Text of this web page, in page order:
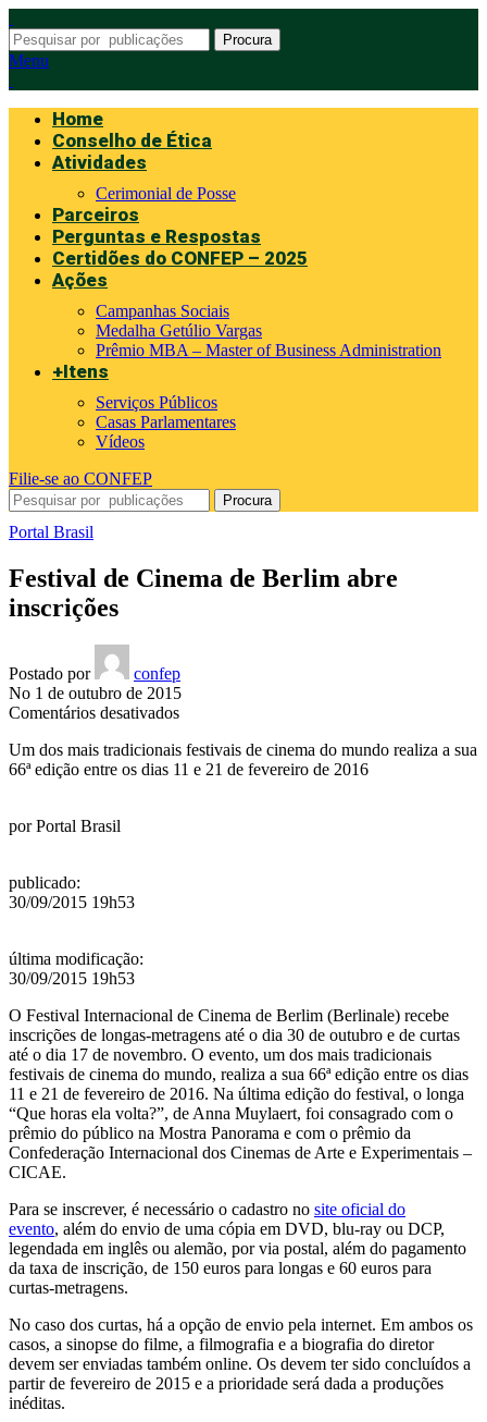
Procura
Menu
Home
Conselho de Ética
Atividades
Cerimonial de Posse
Parceiros
Perguntas e Respostas
Certidões do CONFEP – 2025
Ações
Campanhas Sociais
Medalha Getúlio Vargas
Prêmio MBA – Master of Business Administration
+Itens
Serviços Públicos
Casas Parlamentares
Vídeos
Filie-se ao CONFEP
Procura
Portal Brasil
Festival de Cinema de Berlim abre
inscrições
Postado por
confep
No 1 de outubro de 2015
Comentários desativadosem
de
Cinema
Um dos mais tradicionais festivais de cinema do mundo realiza a sua
66ª edição entre os dias 11 e 21 de fevereiro de 2016
porPortal Brasil
publicado:
30/09/2015 19h53
última modificação:
30/09/2015 19h53
O Festival Internacional de Cinema de Berlim (Berlinale) recebe
inscrições de longas-metragens até o dia 30 de outubro e de curtas
até o dia 17 de novembro. O evento, um dos mais tradicionais
festivais de cinema do mundo, realiza a sua 66ª edição entre os dias
11 e 21 de fevereiro de 2016. Na última edição do festival, o longa
“Que horas ela volta?”, de Anna Muylaert, foi consagrado com o
prêmio do público na Mostra Panorama e com o prêmio da
Confederação Internacional dos Cinemas de Arte e Experimentais –
CICAE.
Para se inscrever, é necessário o cadastro no site oficial do
evento, além do envio de uma cópia em DVD, blu-ray ou DCP,
legendada em inglês ou alemão, por via postal, além do pagamento
da taxa de inscrição, de 150 euros para longas e 60 euros para
curtas-metragens.
No caso dos curtas, há a opção de envio pela internet. Em ambos os
casos, a sinopse do filme, a filmografia e a biografia do diretor
devem ser enviadas também online. Os devem ter sido concluídos a
partir de fevereiro de 2015 e a prioridade será dada a produções
inéditas.